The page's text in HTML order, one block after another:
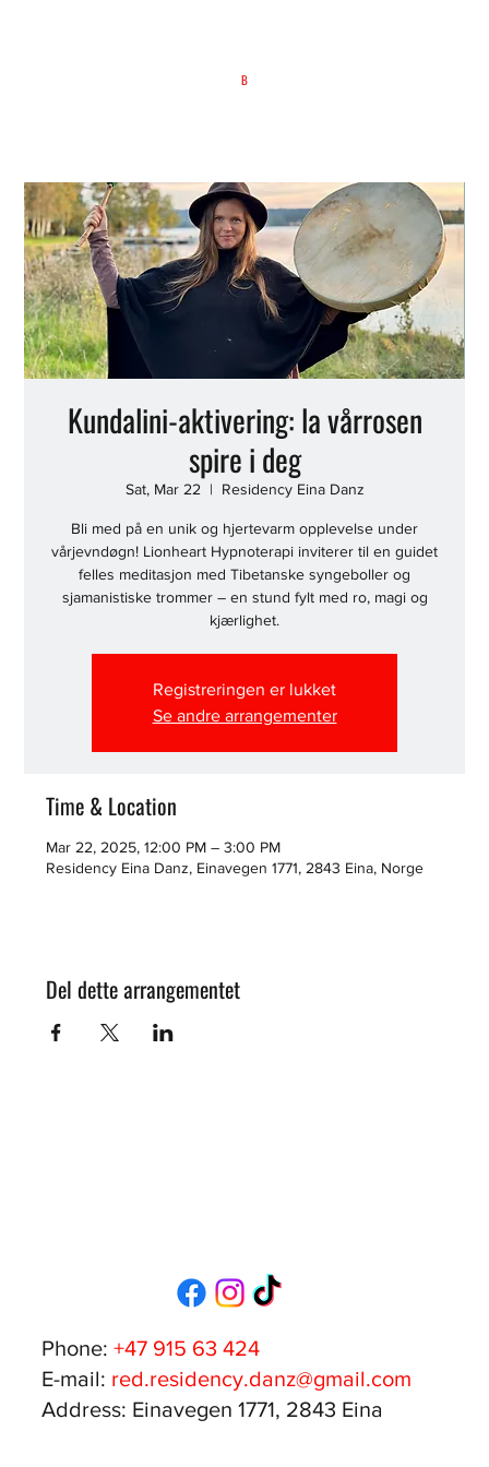
B
Kundalini-aktivering: la vårrosen
spire i deg
Sat, Mar 22
  |
Residency Eina Danz
Bli med på en unik og hjertevarm opplevelse under
vårjevndøgn! Lionheart Hypnoterapi inviterer til en guidet
felles meditasjon med Tibetanske syngeboller og
sjamanistiske trommer – en stund fylt med ro, magi og
kjærlighet.
Registreringen er lukket
Se andre arrangementer
Time & Location
Mar 22, 2025, 12:00 PM – 3:00 PM
Residency Eina Danz, Einavegen 1771, 2843 Eina, Norge
Del dette arrangementet
Phone:+47 915 63 424
E-mail: red.residency.danz@gmail.com
Address: Einavegen 1771, 2843 Eina